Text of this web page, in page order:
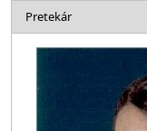
Pretekár
Obrázok